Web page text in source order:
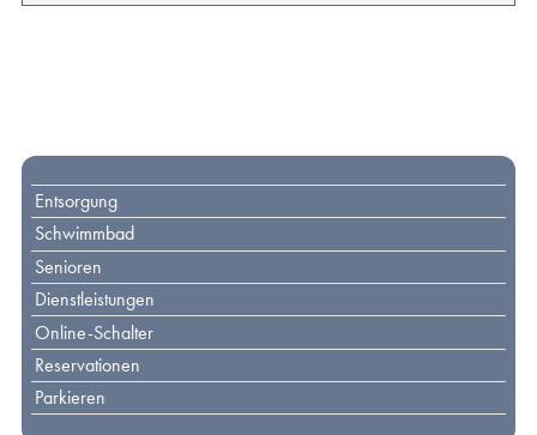
Toplinks
Entsorgung
Schwimmbad
Senioren
Dienstleistungen
Online-Schalter
Reservationen
Parkieren